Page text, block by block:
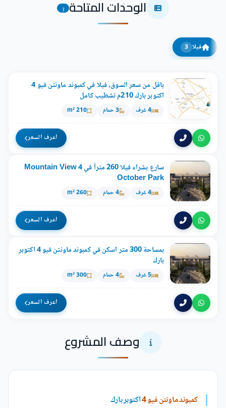
الوحدات المتاحة 3
فيلا 3
باقل من سعر السوق، فيلا في كمبوند ماونتن فيو 4
اكتوبر بارك 210م تشطيب كامل
4 غرف 3 حمام 210 m²
اعرف السعر
سارع بشراء فيلا 260 متراً في Mountain View 4
October Park
4 غرف 4 حمام 260 m²
اعرف السعر
بمساحة 300 متر اسكن في كمبوند ماونتن فيو 4 اكتوبر
بارك
5 غرف 4 حمام 300 m²
اعرف السعر
وصف المشروع
كمبوند ماونتن فيو 4 اكتوبر بارك